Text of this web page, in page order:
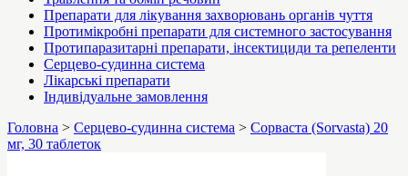
Препарати для лікування захворювань органів чуття
Протимікробні препарати для системного застосування
Протипаразитарні препарати, інсектициди та репеленти
Серцево-судинна система
Лікарські препарати
Індивідуальне замовлення
Головна > Серцево-судинна система > Сорваста (Sorvasta) 20
мг, 30 таблеток